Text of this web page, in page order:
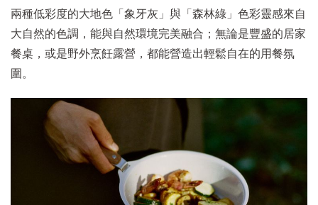
兩種低彩度的大地色「象牙灰」與「森林綠」色彩靈感來自
大自然的色調，能與自然環境完美融合；無論是豐盛的居家
餐桌，或是野外烹飪露營，都能營造出輕鬆自在的用餐氛
圍。